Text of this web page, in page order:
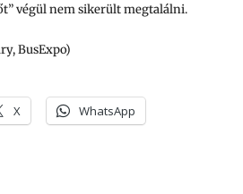
végül nem sikerült megtalálni.
BusExpo)
X WhatsApp